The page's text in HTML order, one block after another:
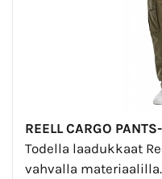
REELL CARGO
Todella laadukkaat
vahvalla materiaalilla.